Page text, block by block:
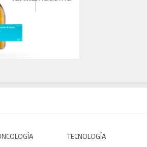
TECNOLOGÍA